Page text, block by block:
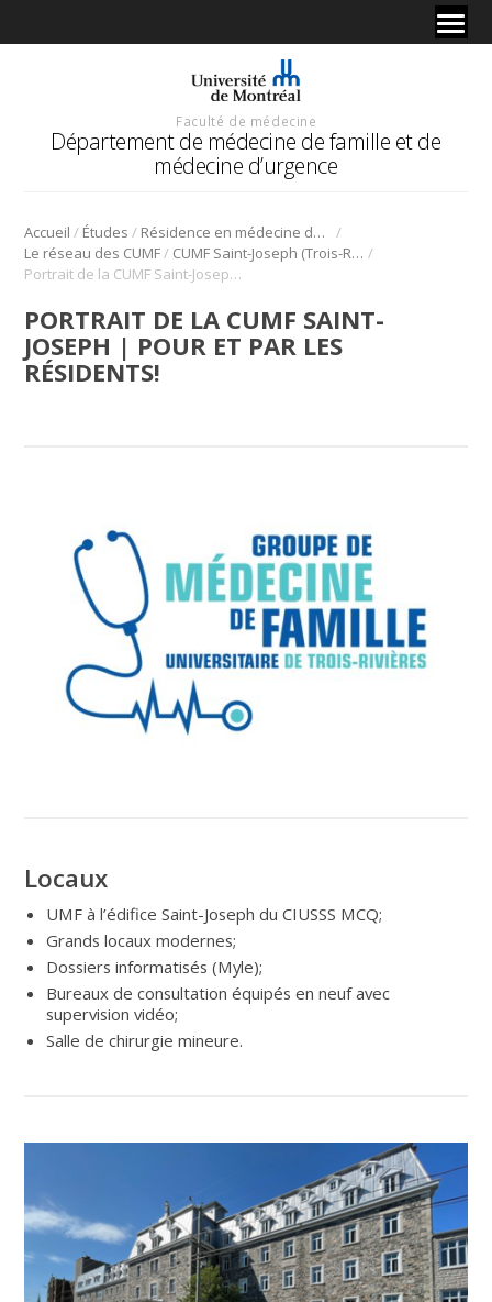
Faculté de médecine
Département de médecine de famille et de
médecine d’urgence
Accueil / Études / Résidence en médecine de famille
/
Le réseau des CUMF/ CUMF Saint-Joseph (Trois-Rivières) /
Portrait de la CUMF Saint-Joseph | Pour et par les résidents!
PORTRAIT DE LA CUMF SAINT-
JOSEPH | POUR ET PAR LES
RÉSIDENTS!
Locaux
UMF à l’édifice Saint-Joseph du CIUSSS MCQ;
Grands locaux modernes;
Dossiers informatisés (Myle);
Bureaux de consultation équipés en neuf avec
supervision vidéo;
Salle de chirurgie mineure.